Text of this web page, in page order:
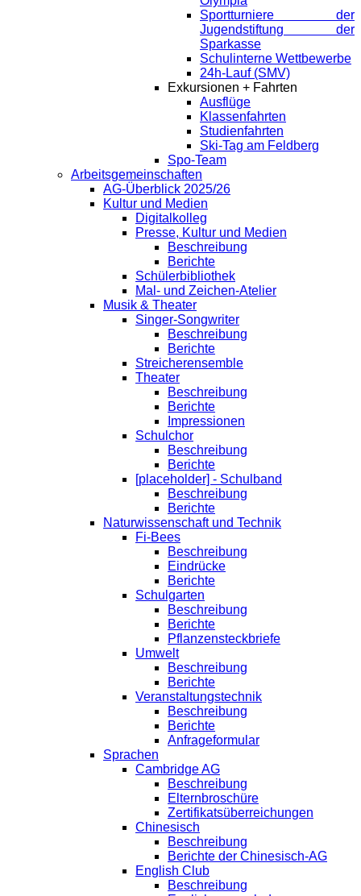
Sportturniere der
Jugendstiftung der
Sparkasse
Schulinterne Wettbewerbe
24h-Lauf (SMV)
Exkursionen + Fahrten
Ausflüge
Klassenfahrten
Studienfahrten
Ski-Tag am Feldberg
Spo-Team
Arbeitsgemeinschaften
AG-Überblick 2025/26
Kultur und Medien
Digitalkolleg
Presse, Kultur und Medien
Beschreibung
Berichte
Schülerbibliothek
Mal- und Zeichen-Atelier
Musik & Theater
Singer-Songwriter
Beschreibung
Berichte
Streicherensemble
Theater
Beschreibung
Berichte
Impressionen
Schulchor
Beschreibung
Berichte
[placeholder] - Schulband
Beschreibung
Berichte
Naturwissenschaft und Technik
Fi-Bees
Beschreibung
Eindrücke
Berichte
Schulgarten
Beschreibung
Berichte
Pflanzensteckbriefe
Umwelt
Beschreibung
Berichte
Veranstaltungstechnik
Beschreibung
Berichte
Anfrageformular
Sprachen
Cambridge AG
Beschreibung
Elternbroschüre
Zertifikatsüberreichungen
Chinesisch
Beschreibung
Berichte der Chinesisch-AG
English Club
Beschreibung